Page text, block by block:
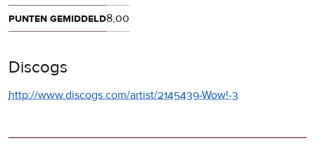
punten gemiddeld8,00
Discogs
http://www.discogs.com/artist/2145439-Wow!-3